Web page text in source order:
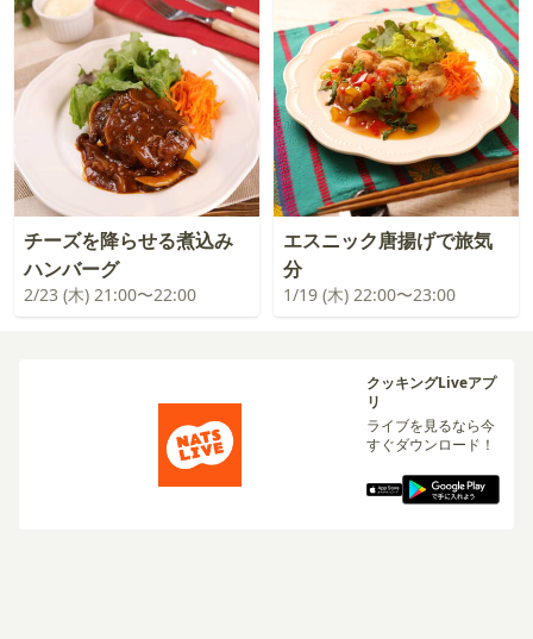
チーズを降らせる煮込み
ハンバーグ
2/23 (木) 21:00〜22:00
エスニック唐揚げで旅気
分
1/19 (木) 22:00〜23:00
クッキングLiveアプ
リ
ライブを見るなら今
すぐダウンロード！